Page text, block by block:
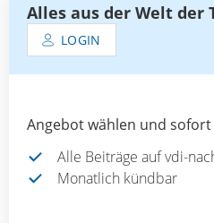
Alles aus der Welt der
LOGIN
Angebot wählen und
Alle Beiträge auf vdi-
Monatlich kündbar